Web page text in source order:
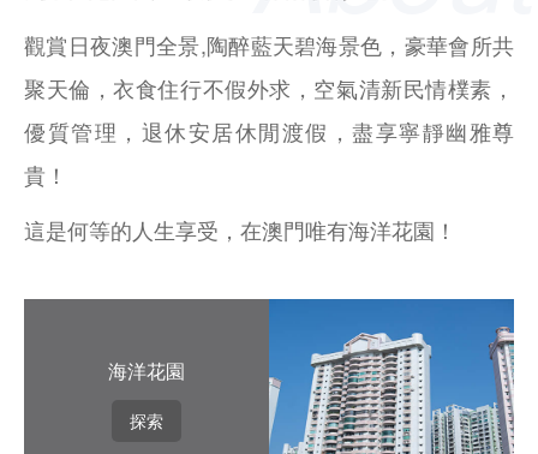
觀賞日夜澳門全景,陶醉藍天碧海景色，豪華會所共
聚天倫，衣食住行不假外求，空氣清新民情樸素，
優質管理，退休安居休閒渡假，盡享寧靜幽雅尊
貴！
這是何等的人生享受，在澳門唯有海洋花園！
海洋花園
探索